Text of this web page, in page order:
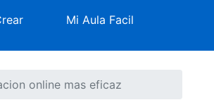
Mi Aula Facil
online mas eficaz